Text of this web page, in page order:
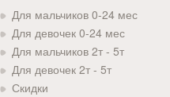
Для мальчиков 0-24 мес
Для девочек 0-24 мес
Для мальчиков 2т - 5т
Для девочек 2т - 5т
Скидки